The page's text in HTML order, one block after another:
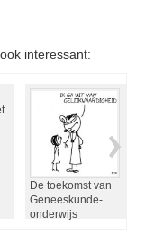
interessant:
De toekomst van
Geneeskunde-
onderwijs